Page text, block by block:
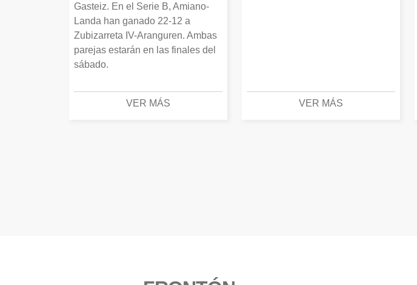
Gasteiz. En el Serie B, Amiano-
Landa han ganado 22-12 a
Zubizarreta IV-Aranguren. Ambas
parejas estarán en las finales del
sábado.
VER MÁS VER MÁS